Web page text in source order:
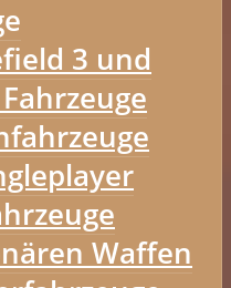
3 und
Waffen